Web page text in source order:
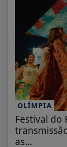
OLÍMPIA
Festival do
as...